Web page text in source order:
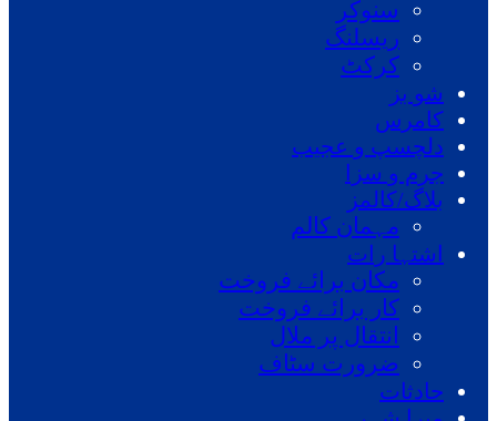
سنوکر
ریسلنگ
کرکٹ
شو بز
کامرس
دلچسپ و عجیب
جرم و سزا
بلاگ/کالمز
مہمان کالم
اشتہا رات
مکان برائے فروخت
کار برائے فروخت
انتقال پر ملال
ضرورت سٹاف
حادثات